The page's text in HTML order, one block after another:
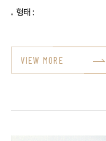
형태 :
VIEW MORE